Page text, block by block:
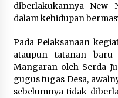
8
diberlakukannya New
dalam kehidupan
Pada Pelaksanaan
ataupun tatanan
Mangaran oleh Serda
gugus tugas Desa,
sebelumnya tidak